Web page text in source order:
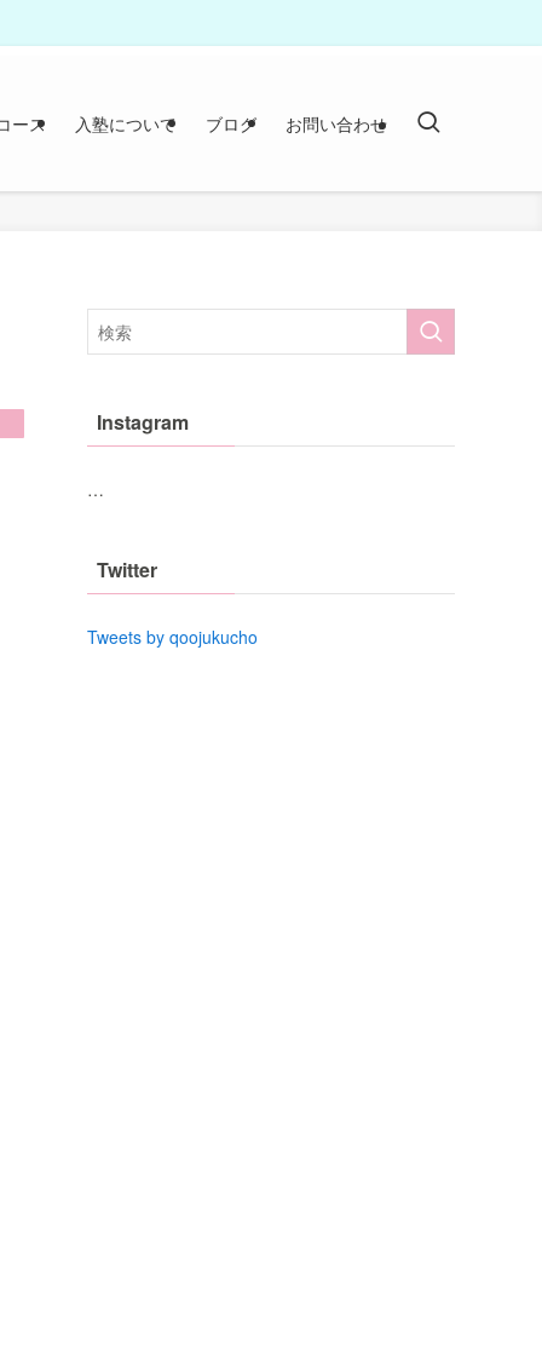
ース 入塾について ブログ お問い合わせ
Instagram
…
Twitter
Tweets by qoojukucho